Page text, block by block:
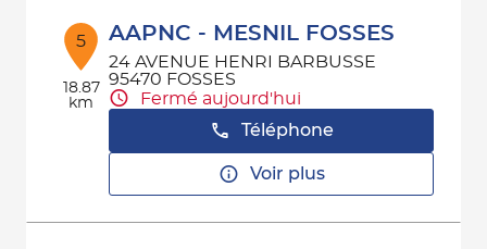
5
18.87
km
AAPNC - MESNIL FOSSES
24 AVENUE HENRI BARBUSSE
95470 FOSSES
Fermé aujourd'hui
Téléphone
Voir plus